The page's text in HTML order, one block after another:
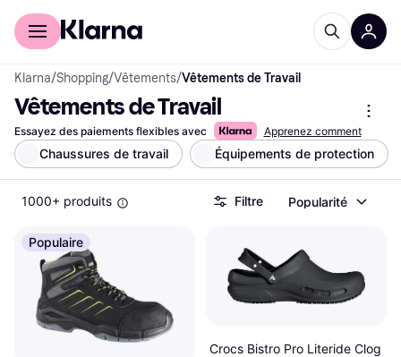
Acheter avec Klarna
Klarna/Shopping/Vêtements/Vêtements de Travail
Vêtements de Travail
Essayez des paiements flexibles avec Apprenez comment
Chaussures de travail Équipements de protection
1000+ produits Filtre Popularité
Populaire
Crocs Bistro Pro Literide Clog